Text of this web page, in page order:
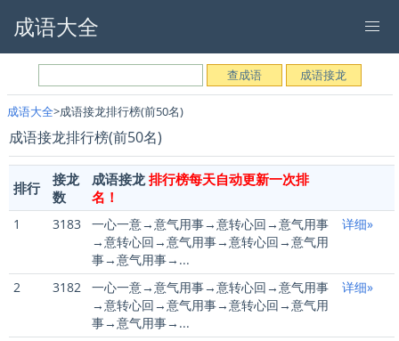
成语大全
成语大全 成语接龙排行榜(前50名)
成语接龙排行榜(前50名)
排行
接龙
数
成语接龙排行榜每天自动更新一次排
名！
1 3183
一心一意→意气用事→意转心回→意气用事
→意转心回→意气用事→意转心回→意气用
事→意气用事→...
详细»
2 3182
一心一意→意气用事→意转心回→意气用事
→意转心回→意气用事→意转心回→意气用
事→意气用事→...
详细»